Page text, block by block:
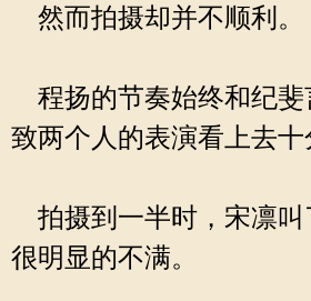
然而拍摄却并不顺利。
程扬的节奏始终和纪斐
致两个人的表演看上去十
拍摄到一半时，宋凛叫
很明显的不满。